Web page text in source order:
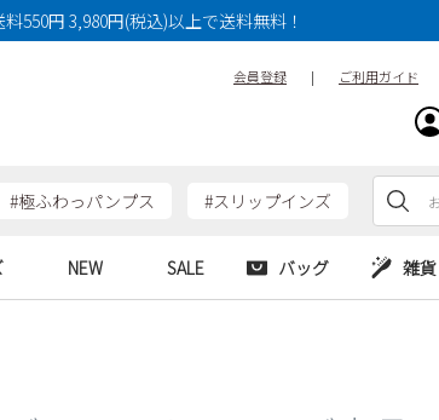
料550円 3,980円(税込)以上で送料無料！
会員登録 | ご利用ガイド
#極ふわっパンプス #スリップインズ
NEW SALE バッグ 雑貨
14cm 14.5cm
20.5cm 21cm
27cm
29cm
29.5cm 30cm
特徴